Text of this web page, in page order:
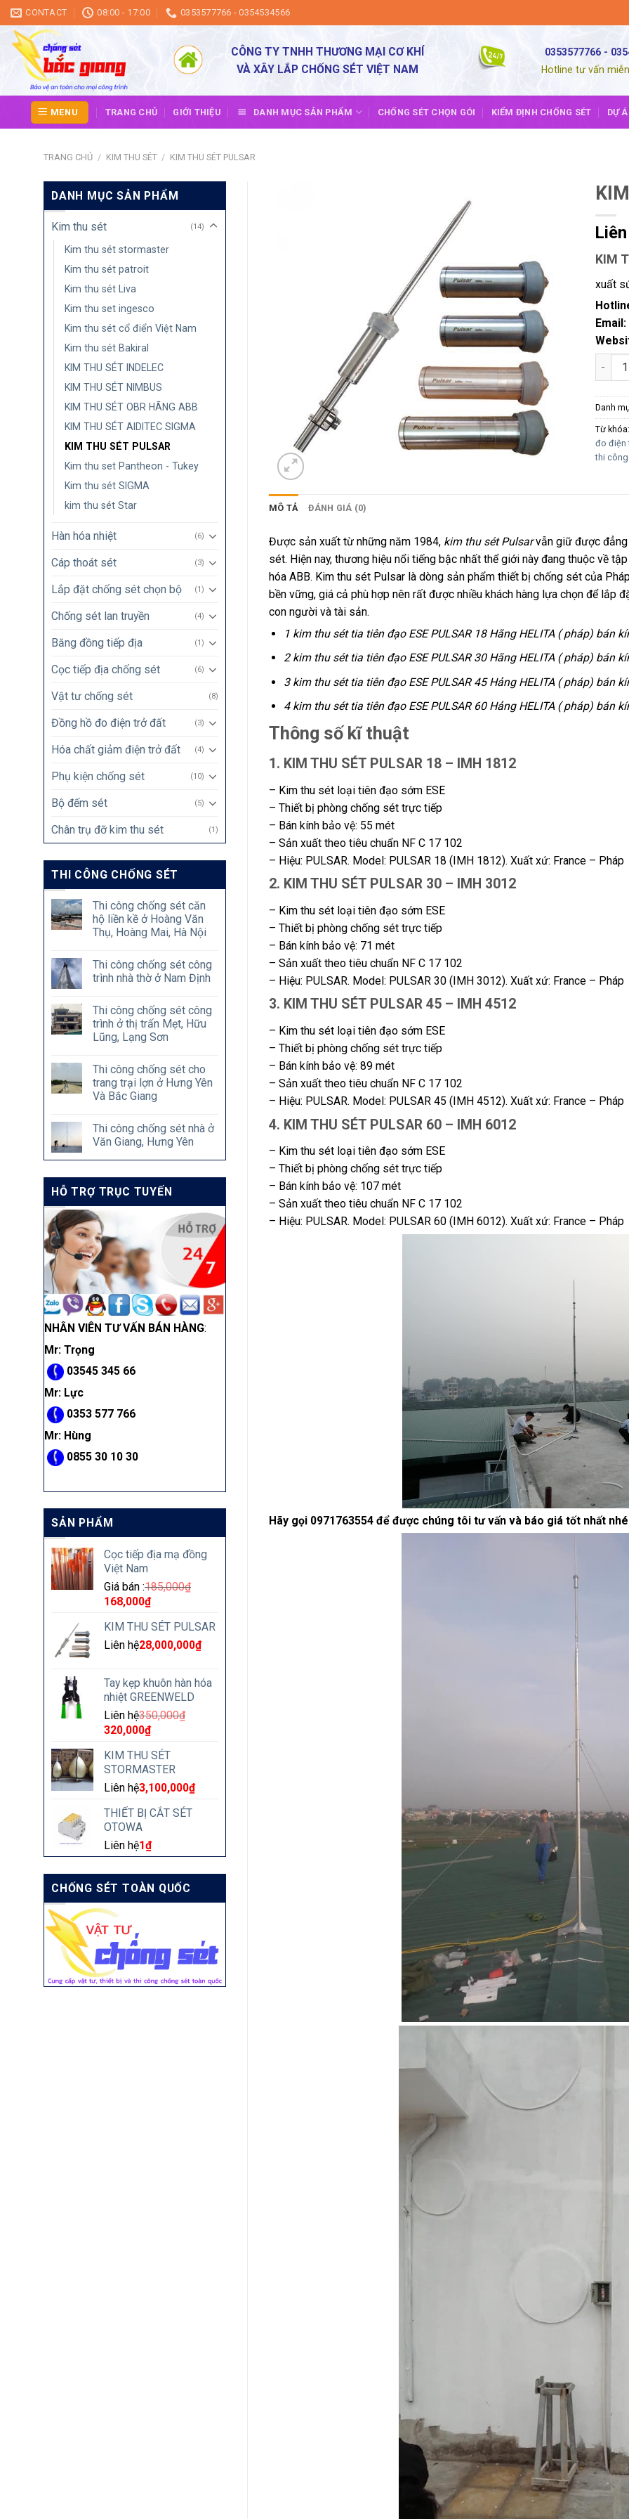
Skip
to
content
CONTACT 08:00 - 17:00 0353577766 - 0354534566
CÔNG TY TNHH THƯƠNG MẠI CƠ KHÍ
VÀ XÂY LẮP CHỐNG SÉT VIỆT NAM
0353577766 -
Hotline tư vấn
MENU TRANG CHỦ GIỚI THIỆU DANH MỤC SẢN PHẨM CHỐNG SÉT CHỌN GÓI KIỂM ĐỊNH CHỐNG SÉT DỰ
TRANG CHỦ / KIM THU SÉT / KIM THU SÉT PULSAR
DANH MỤC SẢN PHẨM
Kim thu sét (14)
Kim thu sét stormaster
Kim thu sét patroit
Kim thu sét Liva
Kim thu set ingesco
Kim thu sét cổ điển Việt Nam
Kim thu sét Bakiral
KIM THU SÉT INDELEC
KIM THU SÉT NIMBUS
KIM THU SÉT OBR HÃNG ABB
KIM THU SÉT AIDITEC SIGMA
KIM THU SÉT PULSAR
Kim thu set Pantheon - Tukey
Kim thu sét SIGMA
kim thu sét Star
Hàn hóa nhiệt (6)
Cáp thoát sét (3)
Lắp đặt chống sét chọn bộ (1)
Chống sét lan truyền (4)
Băng đồng tiếp địa (1)
Cọc tiếp địa chống sét (6)
Vật tư chống sét (8)
Đồng hồ đo điện trở đất (3)
Hóa chất giảm điện trở đất (4)
Phụ kiện chống sét (10)
Bộ đếm sét (5)
Chân trụ đỡ kim thu sét (1)
THI CÔNG CHỐNG SÉT
Thi công chống sét căn
hộ liền kề ở Hoàng Văn
Thụ, Hoàng Mai, Hà Nội
Thi công chống sét công
trình nhà thờ ở Nam Định
Thi công chống sét công
trình ở thị trấn Mẹt, Hữu
Lũng, Lạng Sơn
Thi công chống sét cho
trang trại lợn ở Hưng Yên
Và Bắc Giang
Thi công chống sét nhà ở
Văn Giang, Hưng Yên
HỖ TRỢ TRỤC TUYẾN
NHÂN VIÊN TƯ VẤN BÁN HÀNG:
Mr: Trọng
03545 345 66
Mr: Lực
0353 577 766
Mr: Hùng
0855 30 10 30
SẢN PHẨM
Cọc tiếp địa mạ đồng
Việt Nam
Giá bán :185,000₫
168,000₫
KIM THU SÉT PULSAR
Liên hệ28,000,000₫
Tay kẹp khuôn hàn hóa
nhiệt GREENWELD
Liên hệ350,000₫
320,000₫
KIM THU SÉT
STORMASTER
Liên hệ3,100,000₫
THIẾT BỊ CẮT SÉT
OTOWA
Liên hệ1₫
CHỐNG SÉT TOÀN QUỐC
KIM
xuất
Email:
KIM
Danh
Từ
đo điện
thi công
MÔ TẢ ĐÁNH GIÁ (0)
Được sản xuất từ những năm 1984, kim thu sét Pulsarvẫn giữ được
sét. Hiện nay, thương hiệu nổi tiếng bậc nhất thể giới này đang thuộc về
hóa ABB. Kim thu sét Pulsar là dòng sản phẩm thiết bị chống sét của
bền vững, giá cả phù hợp nên rất được nhiều khách hàng lựa chọn để lắp
con người và tài sản.
1 kim thu sét tia tiên đạo ESE PULSAR 18 Hãng HELITA ( pháp) bán
2 kim thu sét tia tiên đạo ESE PULSAR 30 Hãng HELITA ( pháp) bán
3 kim thu sét tia tiên đạo ESE PULSAR 45 Hảng HELITA ( pháp) bán
4 kim thu sét tia tiên đạo ESE PULSAR 60 Hảng HELITA ( pháp) bán
Thông số kĩ thuật
1. KIM THU SÉT PULSAR 18 – IMH 1812
– Kim thu sét loại tiên đạo sớm ESE
– Thiết bị phòng chống sét trực tiếp
– Bán kính bảo vệ: 55 mét
– Sản xuất theo tiêu chuẩn NF C 17 102
– Hiệu: PULSAR. Model: PULSAR 18 (IMH 1812). Xuất xứ: France – Pháp
2. KIM THU SÉT PULSAR 30 – IMH 3012
– Kim thu sét loại tiên đạo sớm ESE
– Thiết bị phòng chống sét trực tiếp
– Bán kính bảo vệ: 71 mét
– Sản xuất theo tiêu chuẩn NF C 17 102
– Hiệu: PULSAR. Model: PULSAR 30 (IMH 3012). Xuất xứ: France – Pháp
3. KIM THU SÉT PULSAR 45 – IMH 4512
– Kim thu sét loại tiên đạo sớm ESE
– Thiết bị phòng chống sét trực tiếp
– Bán kính bảo vệ: 89 mét
– Sản xuất theo tiêu chuẩn NF C 17 102
– Hiệu: PULSAR. Model: PULSAR 45 (IMH 4512). Xuất xứ: France – Pháp
4. KIM THU SÉT PULSAR 60 – IMH 6012
– Kim thu sét loại tiên đạo sớm ESE
– Thiết bị phòng chống sét trực tiếp
– Bán kính bảo vệ: 107 mét
– Sản xuất theo tiêu chuẩn NF C 17 102
– Hiệu: PULSAR. Model: PULSAR 60 (IMH 6012). Xuất xứ: France – Pháp
Hãy gọi 0971763554 để được chúng tôi tư vấn và báo giá tốt nhất